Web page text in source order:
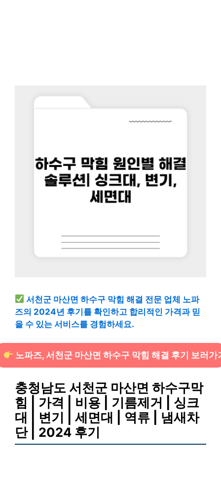
서천군 마산면 하수구 막힘 해결 전문 업체 노파
즈의 2024년 후기를 확인하고 합리적인 가격과 믿
을 수 있는 서비스를 경험하세요.
노파즈, 서천군 마산면 하수구 막힘 해결 후기 보러가
충청남도 서천군 마산면 하수구막
힘 | 가격 | 비용 | 기름제거 | 싱크
대 | 변기 | 세면대 | 역류 | 냄새차
단 | 2024 후기